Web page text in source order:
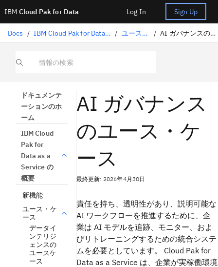
IBM Cloud Pak for Data Log In Sign Up
Docs / IBM Cloud Pak for Data as a Service の概要 / ユース・ケース / AI ガバナンスのユース・ケース
情報の検索
ドキュメンテ
ーションのホ
ーム
IBM Cloud
Pak for
Data as a
Service の
概要
新機能
ユース・ケ
ース
データイ
ンテリジ
ェンスの
ユースケ
ース
AI ガバナンス
のユース・ケ
ース
最終更新: 2026年4月30日
責任を持ち、透明性があり、説明可能な
AI ワークフローを推進するために、企
業は AI モデルを追跡、モニター、およ
びリトレーニングするための統合システ
ムを必要としています。 Cloud Pak for
Data as a Service は、企業が実稼働環境